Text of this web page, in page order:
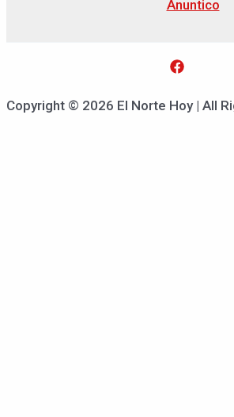
Anuntico
Copyright © 2026 El Norte Hoy | All